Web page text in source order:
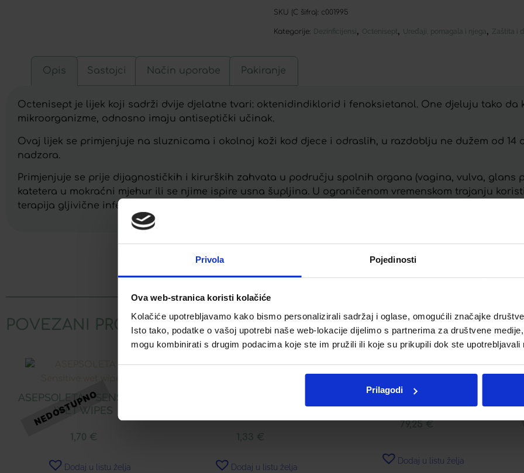
Privola Pojedinosti
Ova web-stranica koristi kolačiće
Kolačiće upotrebljavamo kako bismo personalizirali sadržaj i oglase, omogućili značajke
Isto tako, podatke o vašoj upotrebi naše web-lokacije dijelimo s partnerima za društvene
mogu kombinirati s drugim podacima koje ste im pružili ili koje su prikupili dok ste upotrebljavali
Prilagodi
SKU (C šifra): c001995
Kategorije: Dezinficijensi, Octenisept, Uređaji, pomagala i njega, Zaštita i
Opis Sastojci Način uporabe Pakiranje
Octenisept je lijek koji sadrži dvije djelatne tvari: oktenidindiklorid i fenoksietanol. One djeluju tako da
mikroorganizme, odnosno imaju antiseptički učinak.
Ovaj lijek se primjenjuje na sluznicama i okolnoj koži kod djece i odraslih, u razdoblju ne dužem od 14
nadzora.
Primjenjuje se prije dijagnostičkih i kirurških zahvata u području spolnih organa (vagina, vulva, glans
katetera u mokraćni mjehur ili se njime ispire usna šupljina. U ograničenom vremenskom trajanju
terapija gljivične infekcije na koži među nožnim prstima i kao dodatni tretman rana.
Facebook WhatsApp
POVEZANI PROIZVODI
ASEPSOLETA – SENSITIVE
WET WIPES
1,70 €
Dodaj u listu želja
1,33 €
Dodaj u listu želja
VISOMAT® COMFORT ECO
79,25 €
Dodaj u listu želja